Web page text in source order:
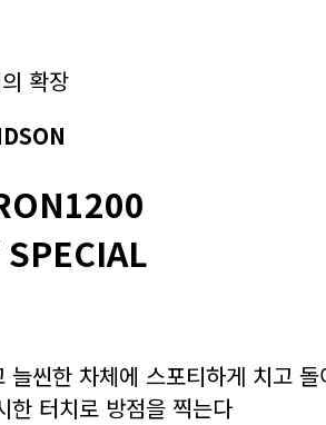
확장
씬한 차체에 스포티하게 치고
한 터치로 방점을 찍는다